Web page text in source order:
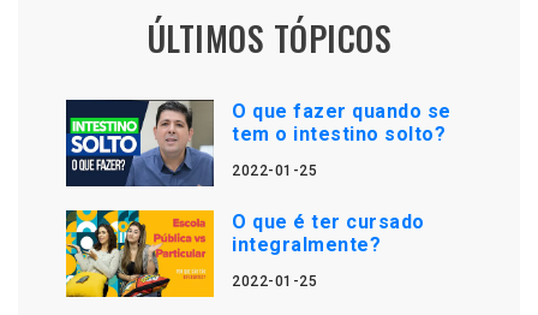
ÚLTIMOS TÓPICOS
O que fazer quando se
tem o intestino solto?
2022-01-25
O que é ter cursado
integralmente?
2022-01-25